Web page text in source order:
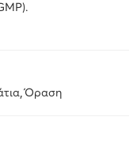
, Όραση